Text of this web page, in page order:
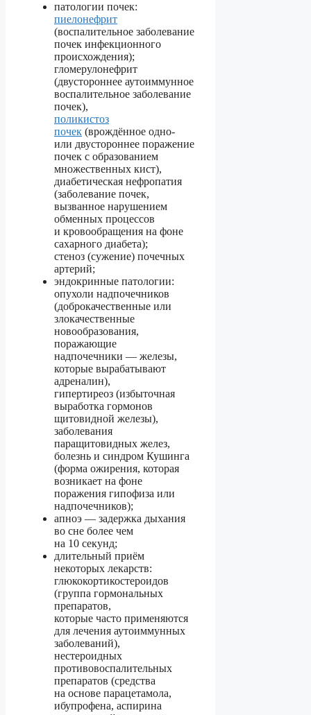
патологии почек:
пиелонефрит
(воспалительное заболевание
почек инфекционного
происхождения);
гломерулонефрит
(двустороннее аутоиммунное
воспалительное заболевание
почек),
поликистоз
почек (врождённое одно-
или двустороннее поражение
почек с образованием
множественных кист),
диабетическая нефропатия
(заболевание почек,
вызванное нарушением
обменных процессов
и кровообращения на фоне
сахарного диабета);
стеноз (сужение) почечных
артерий;
эндокринные патологии:
опухоли надпочечников
(доброкачественные или
злокачественные
новообразования,
поражающие
надпочечники — железы,
которые вырабатывают
адреналин),
гипертиреоз (избыточная
выработка гормонов
щитовидной железы),
заболевания
паращитовидных желез,
болезнь и синдром Кушинга
(форма ожирения, которая
возникает на фоне
поражения гипофиза или
надпочечников);
апноэ — задержка дыхания
во сне более чем
на 10 секунд;
длительный приём
некоторых лекарств:
глюкокортикостероидов
(группа гормональных
препаратов,
которые часто применяются
для лечения аутоиммунных
заболеваний),
нестероидных
противовоспалительных
препаратов (средства
на основе парацетамола,
ибупрофена, аспирина